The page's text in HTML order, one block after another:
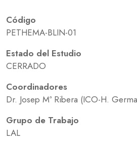
Código
PETHEMA-BLIN-01
Estado del Estudio
CERRADO
Coordinadores
Dr. Josep Mª Ribera (ICO-H.
Grupo de Trabajo
LAL